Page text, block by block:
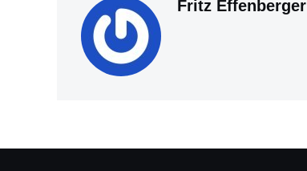
Fritz Effenberger